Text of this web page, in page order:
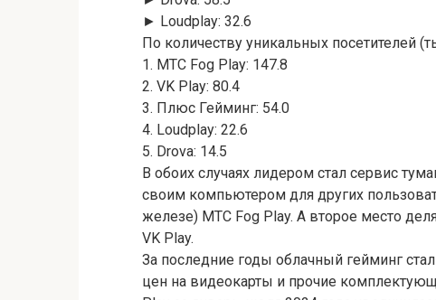
► Loudplay: 32.6
По количеству уникальных посетителей
1. МТС Fog Play: 147.8
2. VK Play: 80.4
3. Плюс Гейминг: 54.0
4. Loudplay: 22.6
5. Drova: 14.5
В обоих случаях лидером стал сервис
своим компьютером для других
железе) МТС Fog Play. А второе место
VK Play.
За последние годы облачный гейминг
цен на видеокарты и прочие